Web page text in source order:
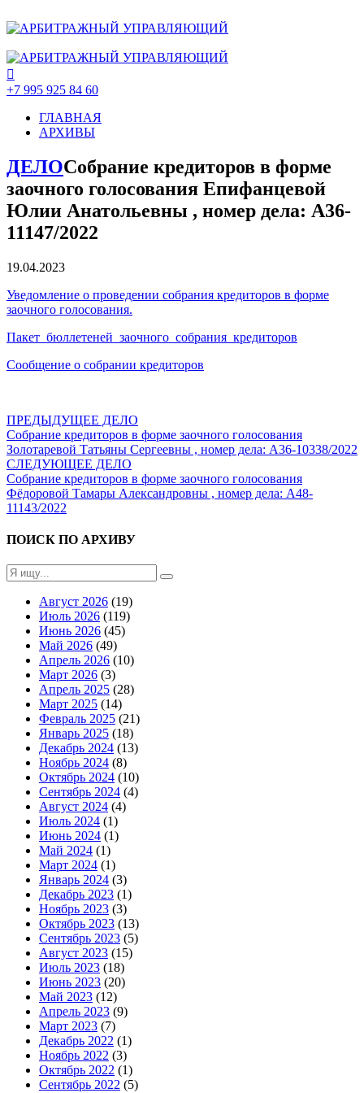
+7 995 925 84 60
ГЛАВНАЯ
АРХИВЫ
ДЕЛОСобрание кредиторов в форме
заочного голосования Епифанцевой
Юлии Анатольевны , номер дела: А36-
11147/2022
19.04.2023
Уведомление о проведении собрания кредиторов в форме
заочного голосования.
Пакет_бюллетеней_заочного_собрания_кредиторов
Сообщение о собрании кредиторов
ПРЕДЫДУЩЕЕ ДЕЛО
Собрание кредиторов в форме заочного голосования
Золотаревой Татьяны Сергеевны , номер дела: А36-10338/2022
СЛЕДУЮЩЕЕ ДЕЛО
Собрание кредиторов в форме заочного голосования
Фёдоровой Тамары Александровны , номер дела: А48-
11143/2022
ПОИСК ПО АРХИВУ
Август 2026 (19)
Июль 2026 (119)
Июнь 2026 (45)
Май 2026 (49)
Апрель 2026 (10)
Март 2026 (3)
Апрель 2025 (28)
Март 2025 (14)
Февраль 2025 (21)
Январь 2025 (18)
Декабрь 2024 (13)
Ноябрь 2024 (8)
Октябрь 2024 (10)
Сентябрь 2024 (4)
Август 2024 (4)
Июль 2024 (1)
Июнь 2024 (1)
Май 2024 (1)
Март 2024 (1)
Январь 2024 (3)
Декабрь 2023 (1)
Ноябрь 2023 (3)
Октябрь 2023 (13)
Сентябрь 2023 (5)
Август 2023 (15)
Июль 2023 (18)
Июнь 2023 (20)
Май 2023 (12)
Апрель 2023 (9)
Март 2023 (7)
Декабрь 2022 (1)
Ноябрь 2022 (3)
Октябрь 2022 (1)
Сентябрь 2022 (5)